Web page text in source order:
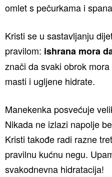
omlet s pečurkama i
Kristi se u sastavljanju
pravilom: ishrana mora
znači da svaki obrok
masti i ugljene hidrate.
Manekenka posvećuje
Nikada ne izlazi napolje
Kristi takođe radi razne
pravilnu kućnu negu.
svakodnevna hidratacija!